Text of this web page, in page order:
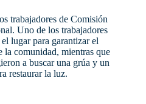
trabajadores de Comisión
Uno de los trabajadores
lugar para garantizar el
la comunidad, mientras que
a buscar una grúa y un
restaurar la luz.